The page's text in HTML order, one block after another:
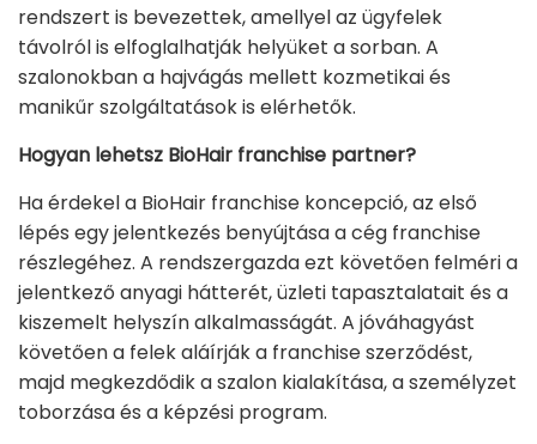
rendszert is bevezettek, amellyel az ügyfelek
távolról is elfoglalhatják helyüket a sorban. A
szalonokban a hajvágás mellett kozmetikai és
manikűr szolgáltatások is elérhetők.
Hogyan lehetsz BioHair franchise partner?
Ha érdekel a BioHair franchise koncepció, az első
lépés egy jelentkezés benyújtása a cég franchise
részlegéhez. A rendszergazda ezt követően felméri a
jelentkező anyagi hátterét, üzleti tapasztalatait és a
kiszemelt helyszín alkalmasságát. A jóváhagyást
követően a felek aláírják a franchise szerződést,
majd megkezdődik a szalon kialakítása, a személyzet
toborzása és a képzési program.